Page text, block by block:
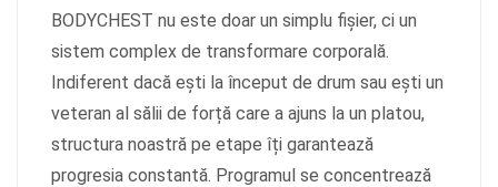
BODYCHEST nu este doar un simplu fișier, ci un
sistem complex de transformare corporală.
Indiferent dacă ești la început de drum sau ești un
veteran al sălii de forță care a ajuns la un platou,
structura noastră pe etape îți garantează
progresia constantă. Programul se concentrează